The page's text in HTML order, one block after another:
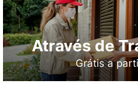
Através de
Grátis a